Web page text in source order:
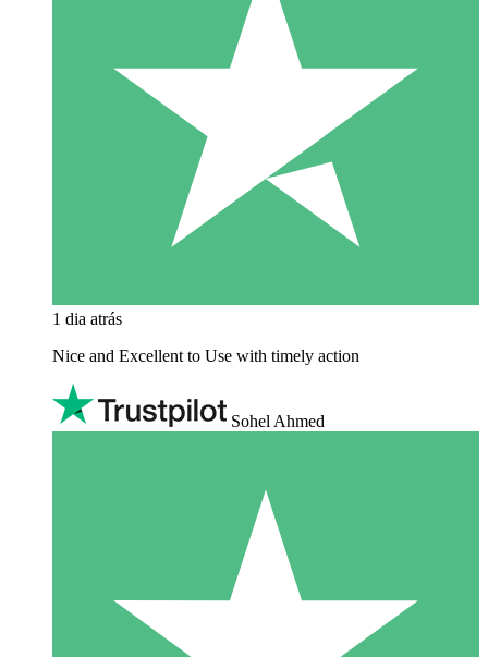
1 dia atrás
Nice and Excellent to Use with timely action
Sohel Ahmed